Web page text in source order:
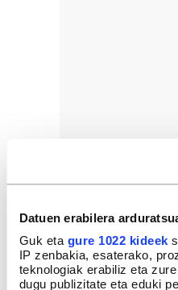
Datuen erabilera
Guk eta gure 1022 kideek
IP zenbakia, esaterako,
teknologiak erabiliz eta
dugu publizitate eta eduki